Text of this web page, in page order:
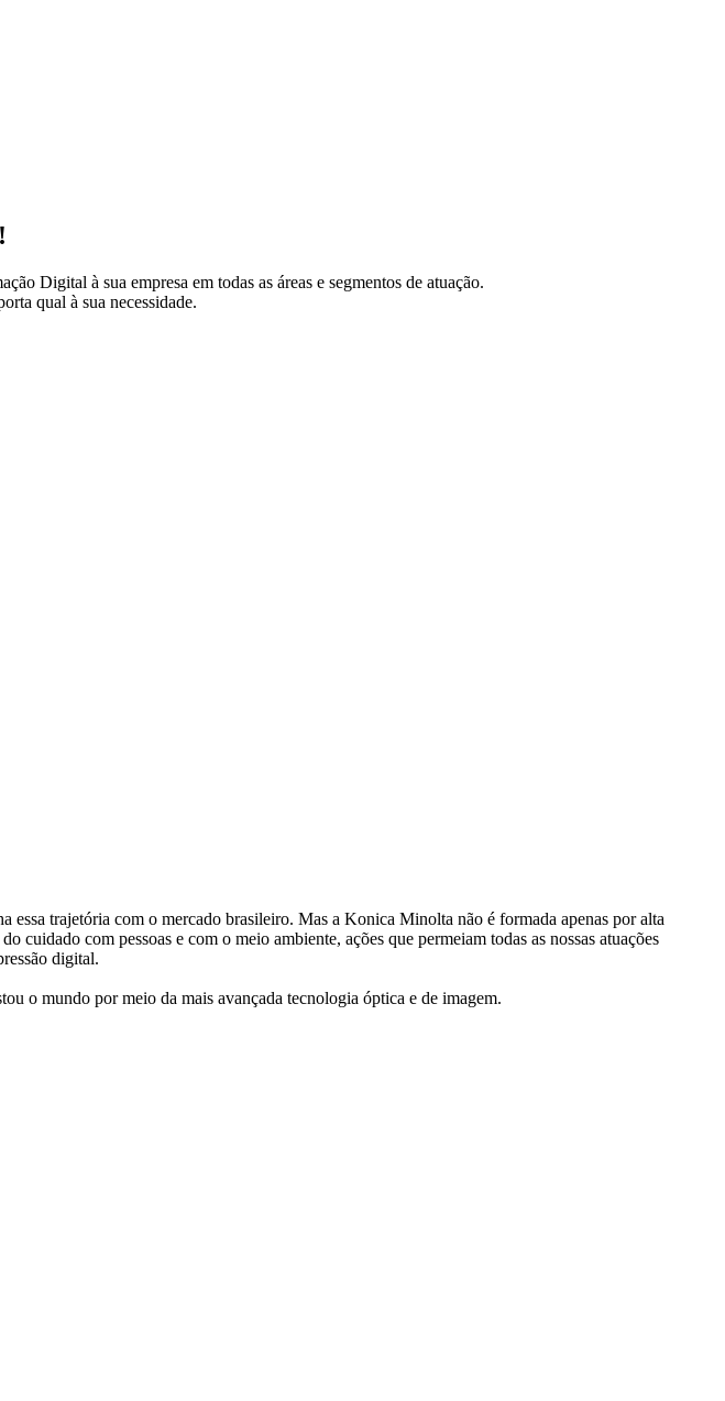
Digital à sua empresa em todas as áreas e segmentos de atuação.
qual à sua necessidade.
essa trajetória com o mercado brasileiro. Mas a Konica Minolta não é formada apenas por alta
com pessoas e com o meio ambiente, ações que permeiam todas as nossas atuações
digital.
o mundo por meio da mais avançada tecnologia óptica e de imagem.